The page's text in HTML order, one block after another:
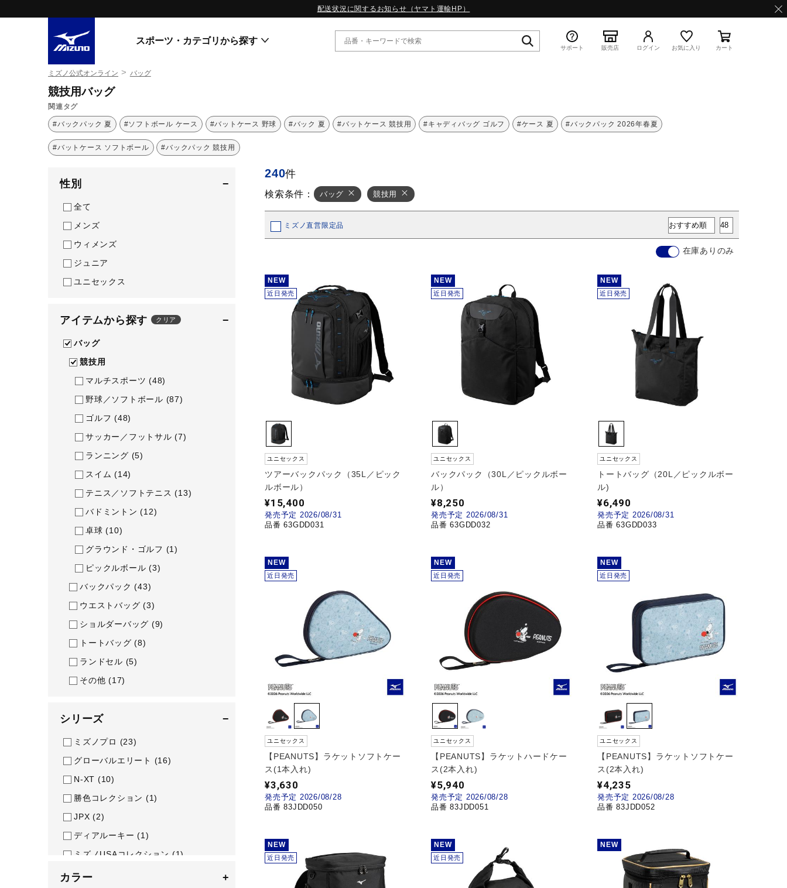
配送状況に関するお知らせ（ヤマト運輸HP）
スポーツ・カテゴリから探す
スニーカー
ライフスタイルウエア
ランニング
サッカー／フットサル
ゴルフ
テニス／ソフトテニス
陸上競技
卓球
ソフトボール
ウィンタースポーツ
ワーキング
寝具／ミズノスリープ
アウトドア／レイン
サポーター
健康／エクササイズ
ジュニア／キッズ
その他
すべてのシリーズ
WAVE PROPHECY
MORELIA LS
WP13.2｜特集
MORELIA LS｜特集
WP STRAP｜特集
スペシャルカラーパック｜特集
WP STRAP 2｜特集
マーガレット・ハウエル｜特集
KICKS & ECHO｜特集
特集
サポート 販売店 ログイン お気に入り カート
ミズノ公式オンライン > バッグ
競技用バッグ
関連タグ
#バックパック 夏 #ソフトボール ケース #バットケース 野球 #バック 夏 #バットケース 競技用 #キャディバッグ ゴルフ #ケース 夏 #バックパック 2026年春夏
#バットケース ソフトボール #バックパック 競技用
性別 −
全て
メンズ
ウィメンズ
ジュニア
ユニセックス
アイテムから探す クリア −
バッグ
競技用
マルチスポーツ (48)
野球／ソフトボール (87)
ゴルフ (48)
サッカー／フットサル (7)
ランニング (5)
スイム (14)
テニス／ソフトテニス (13)
バドミントン (12)
卓球 (10)
グラウンド・ゴルフ (1)
ピックルボール (3)
バックパック (43)
ウエストバッグ (3)
ショルダーバッグ (9)
トートバッグ (8)
ランドセル (5)
その他 (17)
シリーズ −
ミズノプロ (23)
グローバルエリート (16)
N-XT (10)
勝色コレクション (1)
JPX (2)
ディアルーキー (1)
ミズノUSAコレクション (1)
モノグラムM
カラー +
240件
検索条件： バッグ 競技用
ミズノ直営限定品
在庫ありのみ
NEW
近日発売
ユニセックス
ツアーバックパック（35L／ピック
ルボール）
¥15,400
発売予定 2026/08/31
品番 63GDD031
NEW
近日発売
ユニセックス
バックパック（30L／ピックルボー
ル）
¥8,250
発売予定 2026/08/31
品番 63GDD032
NEW
近日発売
ユニセックス
トートバッグ（20L／ピックルボー
ル)
¥6,490
発売予定 2026/08/31
品番 63GDD033
NEW
近日発売
ユニセックス
【PEANUTS】ラケットソフトケー
ス(1本入れ)
¥3,630
発売予定 2026/08/28
品番 83JDD050
NEW
近日発売
ユニセックス
【PEANUTS】ラケットハードケー
ス(2本入れ)
¥5,940
発売予定 2026/08/28
品番 83JDD051
NEW
近日発売
ユニセックス
【PEANUTS】ラケットソフトケー
ス(2本入れ)
¥4,235
発売予定 2026/08/28
品番 83JDD052
NEW
近日発売
NEW
近日発売
NEW